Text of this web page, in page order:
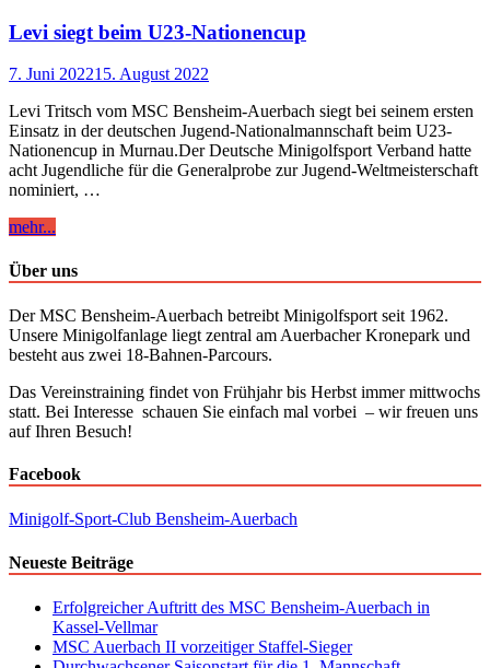
Levi siegt beim U23-Nationencup
7. Juni 202215. August 2022
Levi Tritsch vom MSC Bensheim-Auerbach siegt bei seinem ersten
Einsatz in der deutschen Jugend-Nationalmannschaft beim U23-
Nationencup in Murnau.Der Deutsche Minigolfsport Verband hatte
acht Jugendliche für die Generalprobe zur Jugend-Weltmeisterschaft
nominiert, …
Levi
beim
U23-
mehr...
Über uns
Der MSC Bensheim-Auerbach betreibt Minigolfsport seit 1962.
Unsere Minigolfanlage liegt zentral am Auerbacher Kronepark und
besteht aus zwei 18-Bahnen-Parcours.
Das Vereinstraining findet von Frühjahr bis Herbst immer mittwochs
statt. Bei Interesse schauen Sie einfach mal vorbei – wir freuen uns
auf Ihren Besuch!
Facebook
Minigolf-Sport-Club Bensheim-Auerbach
Neueste Beiträge
Erfolgreicher Auftritt des MSC Bensheim-Auerbach in
Kassel-Vellmar
MSC Auerbach II vorzeitiger Staffel-Sieger